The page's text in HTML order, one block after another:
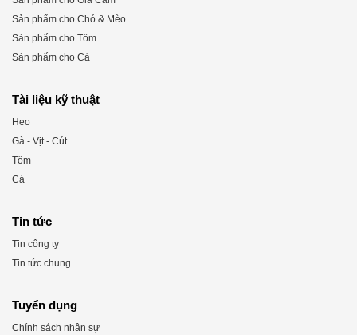
Sản phẩm cho Chó & Mèo
Sản phẩm cho Tôm
Sản phẩm cho Cá
Tài liệu kỹ thuật
Heo
Gà - Vịt - Cút
Tôm
Cá
Tin tức
Tin công ty
Tin tức chung
Tuyển dụng
Chính sách nhân sự